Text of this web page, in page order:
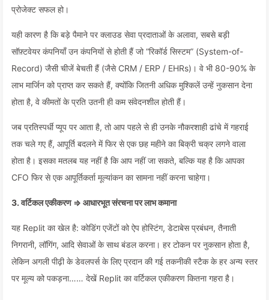
प्रोजेक्ट सफल हो।
यही कारण है कि बड़े पैमाने पर क्लाउड सेवा प्रदाताओं के अलावा, सबसे बड़ी
सॉफ़्टवेयर कंपनियाँ उन कंपनियों से होती हैं जो “रिकॉर्ड सिस्टम” (System-of-
Record) जैसी चीजें बेचती हैं (जैसे CRM / ERP / EHRs)। वे भी 80-90% के
लाभ मार्जिन को प्राप्त कर सकते हैं, क्योंकि जितनी अधिक मुश्किलें उन्हें नुकसान देना
होता है, वे कीमतों के प्रति उतनी ही कम संवेदनशील होती हैं।
जब प्रतिस्पर्धी प्यूप पर आता है, तो आप पहले से ही उनके नौकरशाही ढांचे में गहराई
तक चले गए हैं, आपूर्ति बदलने में फिर से एक छह महीने का बिक्री चक्र लगने वाला
होता है। इसका मतलब यह नहीं है कि आप नहीं जा सकते, बल्कि यह है कि आपका
CFO फिर से एक आपूर्तिकर्ता मूल्यांकन का सामना नहीं करना चाहेगा।
3. वर्टिकल एकीकरण ⇒ आधारभूत संरचना पर लाभ कमाना
यह Replit का खेल है: कोडिंग एजेंटों को ऐप होस्टिंग, डेटाबेस प्रबंधन, तैनाती
निगरानी, लॉगिंग, आदि सेवाओं के साथ बंडल करना। हर टोकन पर नुकसान होता है,
लेकिन अगली पीढ़ी के डेवलपर्स के लिए प्रदान की गई तकनीकी स्टैक के हर अन्य स्तर
पर मूल्य को पकड़ना…… देखें Replit का वर्टिकल एकीकरण कितना गहरा है।